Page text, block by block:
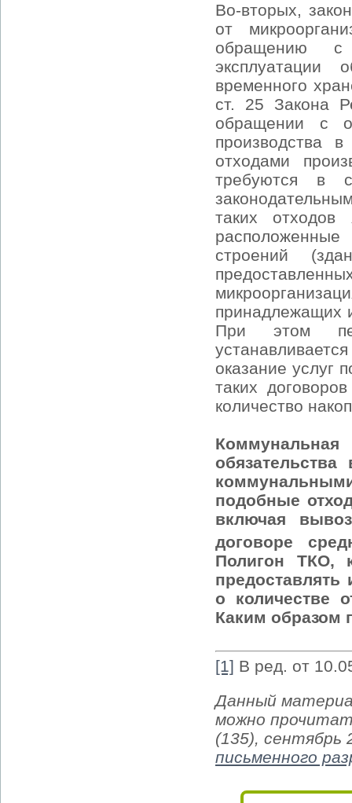
Во-вторых,
от
обращению с
эксплуатации
временного
ст. 25 Закона
обращении с
производства
отходами
требуются в
таких отходов
строений
принадлежащих
При этом
оказание услуг
таких
количество
Коммунальная
подобные
включая
договоре
Полигон ТКО,
о количестве
Каким образом
[1] В ред. от
Данный
можно
(135), сентябрь
письменного